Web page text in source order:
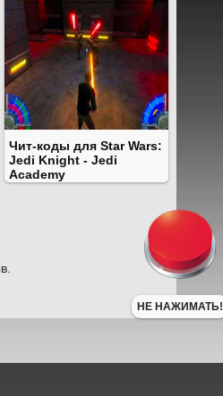
Чит-коды для Star Wars:
Jedi Knight - Jedi
Academy
НЕ НАЖИМАТЬ!